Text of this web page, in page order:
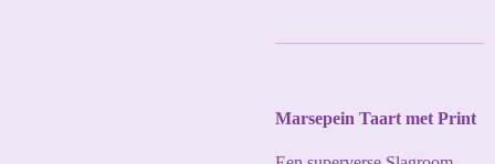
Marsepein Taart met Print